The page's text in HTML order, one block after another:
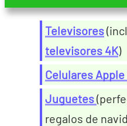
Televisores
televisores 4K)
Celulares
Juguetes
regalos de